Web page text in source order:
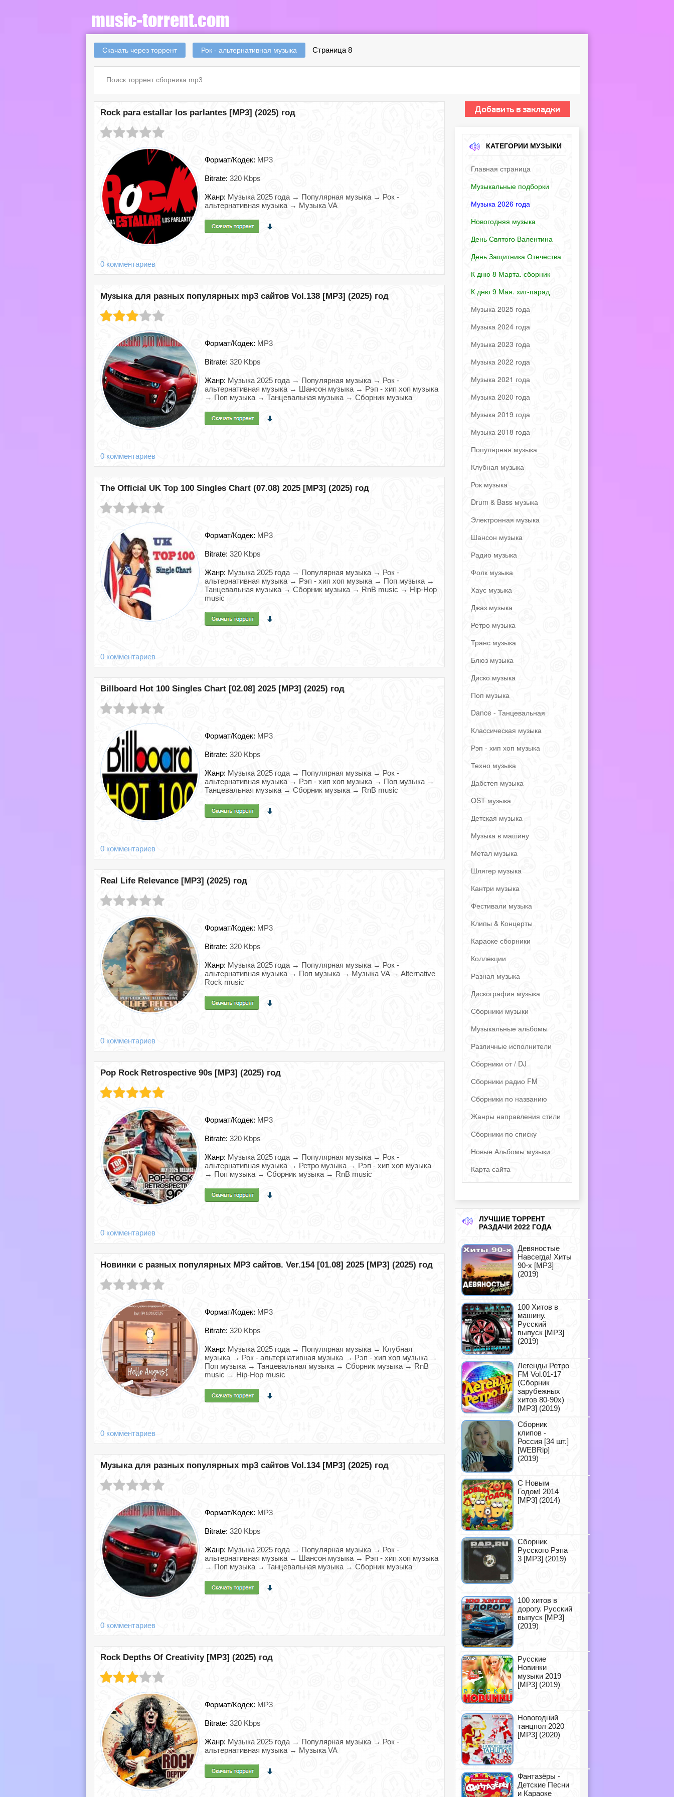
Скачать через торрент Рок - альтернативная музыка Страница 8
Rock para estallar los parlantes [MP3] (2025) год
Формат/Кодек: MP3
Bitrate: 320 Kbps
Жанр: Музыка 2025 года → Популярная музыка → Рок -
альтернативная музыка → Музыка VA
0 комментариев
Музыка для разных популярных mp3 сайтов Vol.138 [MP3] (2025) год
Формат/Кодек: MP3
Bitrate: 320 Kbps
Жанр: Музыка 2025 года → Популярная музыка → Рок -
альтернативная музыка → Шансон музыка → Рэп - хип хоп музыка
→ Поп музыка → Танцевальная музыка → Сборник музыка
0 комментариев
The Official UK Top 100 Singles Chart (07.08) 2025 [MP3] (2025) год
Формат/Кодек: MP3
Bitrate: 320 Kbps
Жанр: Музыка 2025 года → Популярная музыка → Рок -
альтернативная музыка → Рэп - хип хоп музыка → Поп музыка →
Танцевальная музыка → Сборник музыка → RnB music → Hip-Hop
music
0 комментариев
Billboard Hot 100 Singles Chart [02.08] 2025 [MP3] (2025) год
Формат/Кодек: MP3
Bitrate: 320 Kbps
Жанр: Музыка 2025 года → Популярная музыка → Рок -
альтернативная музыка → Рэп - хип хоп музыка → Поп музыка →
Танцевальная музыка → Сборник музыка → RnB music
0 комментариев
Real Life Relevance [MP3] (2025) год
Формат/Кодек: MP3
Bitrate: 320 Kbps
Жанр: Музыка 2025 года → Популярная музыка → Рок -
альтернативная музыка → Поп музыка → Музыка VA → Alternative
Rock music
0 комментариев
Pop Rock Retrospective 90s [MP3] (2025) год
Формат/Кодек: MP3
Bitrate: 320 Kbps
Жанр: Музыка 2025 года → Популярная музыка → Рок -
альтернативная музыка → Ретро музыка → Рэп - хип хоп музыка
→ Поп музыка → Сборник музыка → RnB music
0 комментариев
Новинки с разных популярных MP3 сайтов. Ver.154 [01.08] 2025 [MP3] (2025) год
Формат/Кодек: MP3
Bitrate: 320 Kbps
Жанр: Музыка 2025 года → Популярная музыка → Клубная
музыка → Рок - альтернативная музыка → Рэп - хип хоп музыка →
Поп музыка → Танцевальная музыка → Сборник музыка → RnB
music → Hip-Hop music
0 комментариев
Музыка для разных популярных mp3 сайтов Vol.134 [MP3] (2025) год
Формат/Кодек: MP3
Bitrate: 320 Kbps
Жанр: Музыка 2025 года → Популярная музыка → Рок -
альтернативная музыка → Шансон музыка → Рэп - хип хоп музыка
→ Поп музыка → Танцевальная музыка → Сборник музыка
0 комментариев
Rock Depths Of Creativity [MP3] (2025) год
Формат/Кодек: MP3
Bitrate: 320 Kbps
Жанр: Музыка 2025 года → Популярная музыка → Рок -
альтернативная музыка → Музыка VA
КАТЕГОРИИ МУЗЫКИ
Главная страница
Музыкальные подборки
Музыка 2026 года
Новогодняя музыка
День Святого Валентина
День Защитника Отечества
К дню 8 Марта. сборник
К дню 9 Мая. хит-парад
Музыка 2025 года
Музыка 2024 года
Музыка 2023 года
Музыка 2022 года
Музыка 2021 года
Музыка 2020 года
Музыка 2019 года
Музыка 2018 года
Популярная музыка
Клубная музыка
Рок музыка
Drum & Bass музыка
Электронная музыка
Шансон музыка
Радио музыка
Фолк музыка
Хаус музыка
Джаз музыка
Ретро музыка
Транс музыка
Блюз музыка
Диско музыка
Поп музыка
Dance - Танцевальная
Классическая музыка
Рэп - хип хоп музыка
Техно музыка
Дабстеп музыка
OST музыка
Детская музыка
Музыка в машину
Метал музыка
Шлягер музыка
Кантри музыка
Фестивали музыка
Клипы & Концерты
Караоке сборники
Коллекции
Разная музыка
Дискография музыка
Сборники музыки
Музыкальные альбомы
Различные исполнители
Сборники от / DJ
Сборники радио FM
Сборники по названию
Жанры направления стили
Сборники по списку
Новые Альбомы музыки
Карта сайта
ЛУЧШИЕ ТОРРЕНТ
РАЗДАЧИ 2022 ГОДА
Девяностые
Навсегда! Хиты
90-х [MP3]
(2019)
100 Хитов в
машину.
Русский
выпуск [MP3]
(2019)
Легенды Ретро
FM Vol.01-17
(Сборник
зарубежных
хитов 80-90х)
[MP3] (2019)
Сборник
клипов -
Россия [34 шт.]
[WEBRip]
(2019)
С Новым
Годом! 2014
[MP3] (2014)
Сборник
Русского Рэпа
3 [MP3] (2019)
100 хитов в
дорогу. Русский
выпуск [MP3]
(2019)
Русские
Новинки
музыки 2019
[MP3] (2019)
Новогодний
танцпол 2020
[MP3] (2020)
Фантазёры -
Детские Песни
и Караоке